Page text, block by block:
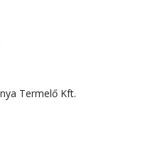
Termelő Kft.